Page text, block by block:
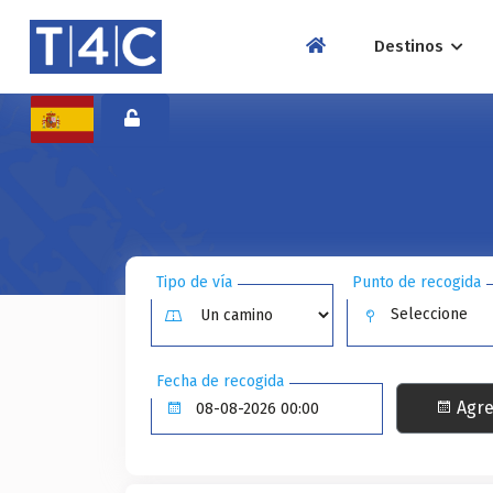
Destinos
Tipo de vía
Punto de recogida
Seleccione
Fecha de recogida